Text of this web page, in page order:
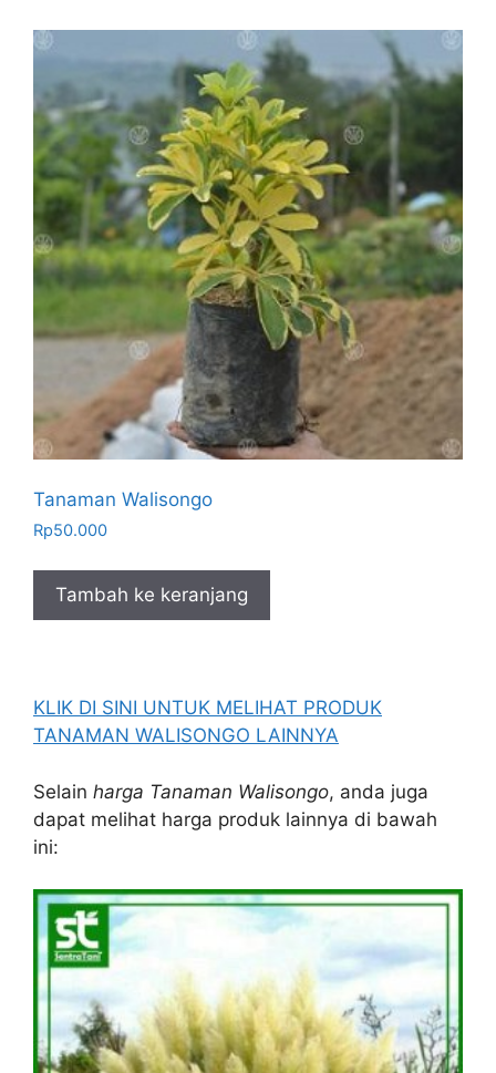
Tanaman Walisongo
Rp50.000
Tambah ke keranjang
KLIK DI SINI UNTUK MELIHAT PRODUK
TANAMAN WALISONGO LAINNYA
Selain harga Tanaman Walisongo, anda juga
dapat melihat harga produk lainnya di bawah
ini: